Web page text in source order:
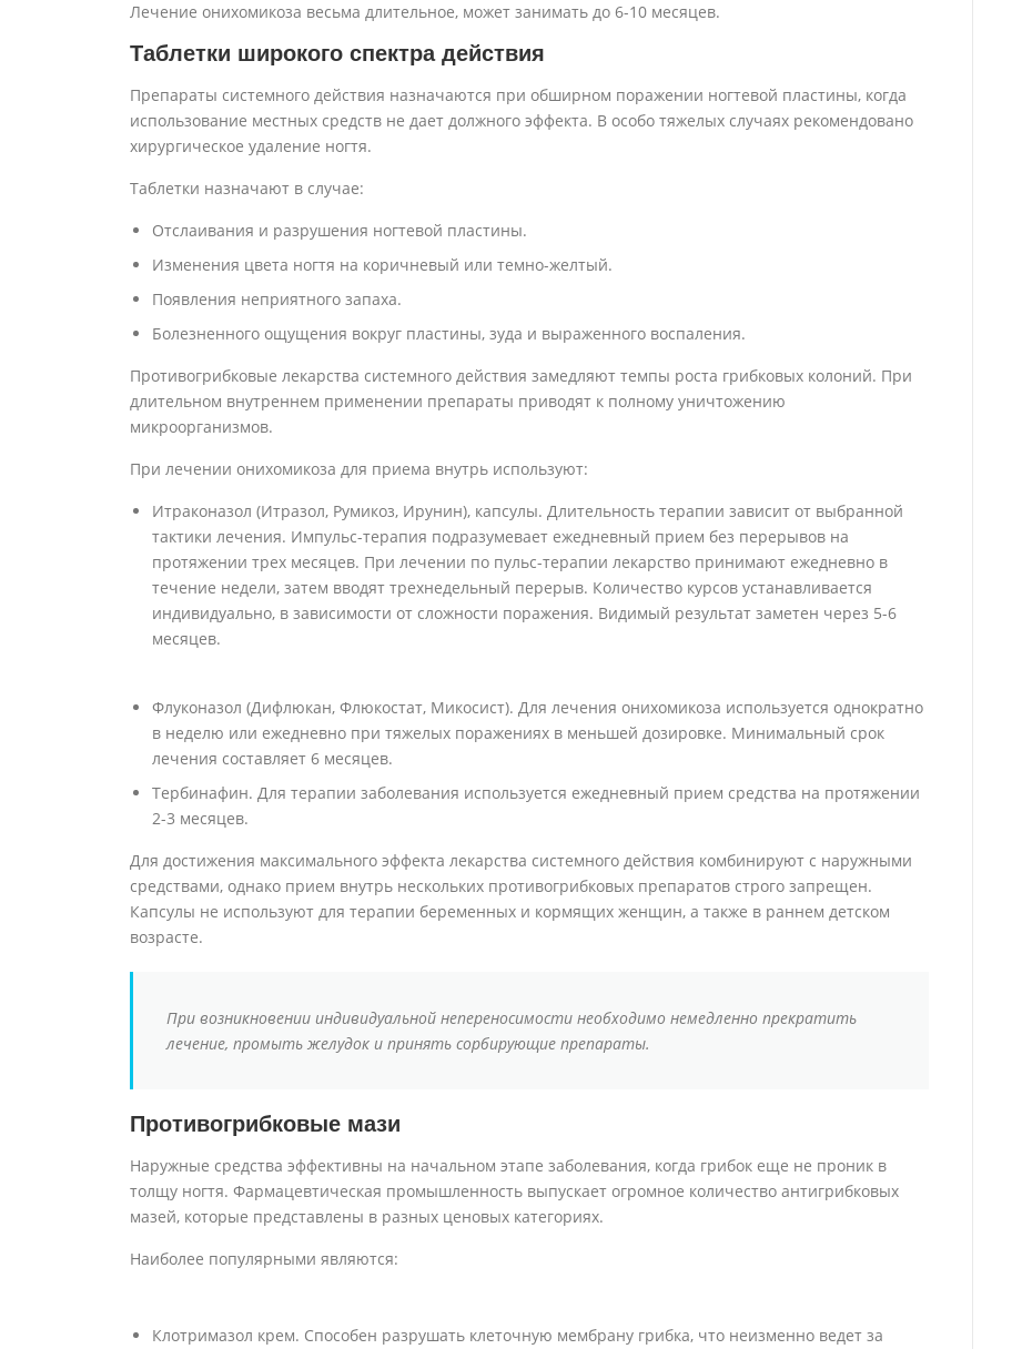
Лечение онихомикоза весьма длительное, может занимать до 6-10 месяцев.
Таблетки широкого спектра действия
Препараты системного действия назначаются при обширном поражении ногтевой пластины, когда
использование местных средств не дает должного эффекта. В особо тяжелых случаях рекомендовано
хирургическое удаление ногтя.
Таблетки назначают в случае:
Отслаивания и разрушения ногтевой пластины.
Изменения цвета ногтя на коричневый или темно-желтый.
Появления неприятного запаха.
Болезненного ощущения вокруг пластины, зуда и выраженного воспаления.
Противогрибковые лекарства системного действия замедляют темпы роста грибковых колоний. При
длительном внутреннем применении препараты приводят к полному уничтожению
микроорганизмов.
При лечении онихомикоза для приема внутрь используют:
Итраконазол (Итразол, Румикоз, Ирунин), капсулы. Длительность терапии зависит от выбранной
тактики лечения. Импульс-терапия подразумевает ежедневный прием без перерывов на
протяжении трех месяцев. При лечении по пульс-терапии лекарство принимают ежедневно в
течение недели, затем вводят трехнедельный перерыв. Количество курсов устанавливается
индивидуально, в зависимости от сложности поражения. Видимый результат заметен через 5-6
месяцев.
Флуконазол (Дифлюкан, Флюкостат, Микосист). Для лечения онихомикоза используется однократно
в неделю или ежедневно при тяжелых поражениях в меньшей дозировке. Минимальный срок
лечения составляет 6 месяцев.
Тербинафин. Для терапии заболевания используется ежедневный прием средства на протяжении
2-3 месяцев.
Для достижения максимального эффекта лекарства системного действия комбинируют с наружными
средствами, однако прием внутрь нескольких противогрибковых препаратов строго запрещен.
Капсулы не используют для терапии беременных и кормящих женщин, а также в раннем детском
возрасте.
При возникновении индивидуальной непереносимости необходимо немедленно прекратить
лечение, промыть желудок и принять сорбирующие препараты.
Противогрибковые мази
Наружные средства эффективны на начальном этапе заболевания, когда грибок еще не проник в
толщу ногтя. Фармацевтическая промышленность выпускает огромное количество антигрибковых
мазей, которые представлены в разных ценовых категориях.
Наиболее популярными являются:
Клотримазол крем. Способен разрушать клеточную мембрану грибка, что неизменно ведет за